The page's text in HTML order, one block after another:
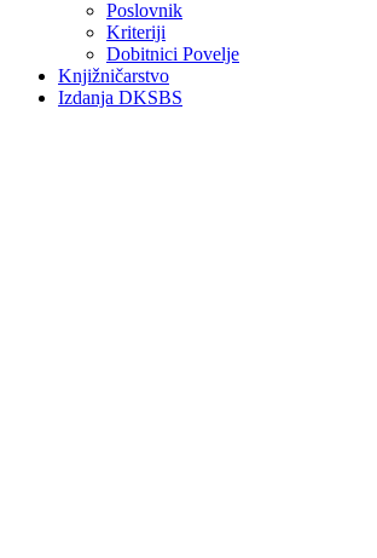
Poslovnik
Kriteriji
Dobitnici Povelje
Knjižničarstvo
Izdanja DKSBS